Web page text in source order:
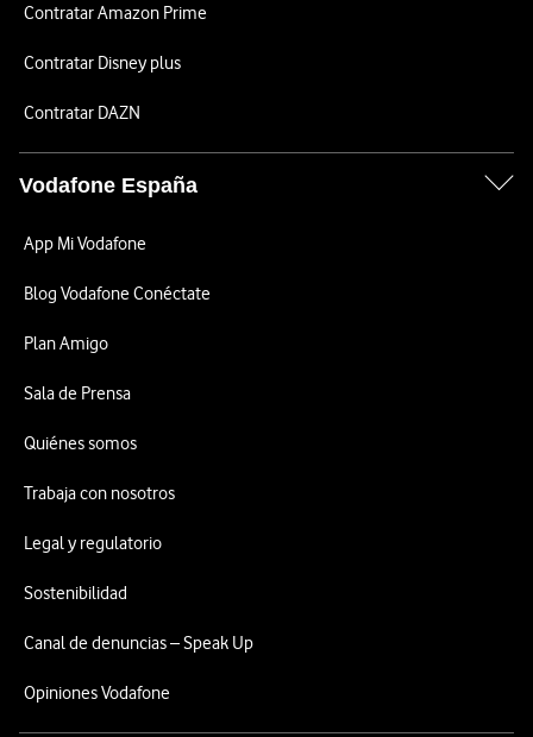
Contratar Amazon Prime
Contratar Disney plus
Contratar DAZN
Vodafone España
App Mi Vodafone
Blog Vodafone Conéctate
Plan Amigo
Sala de Prensa
Quiénes somos
Trabaja con nosotros
Legal y regulatorio
Sostenibilidad
Canal de denuncias – Speak Up
Opiniones Vodafone